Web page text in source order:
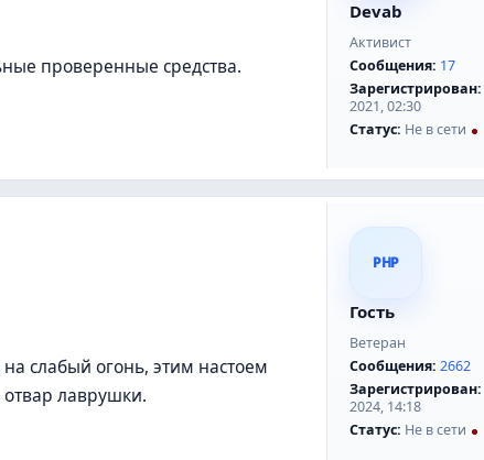
Devab
Активист
Сообщения: 17
Зарегистрирован:
2021, 02:30
Статус: Не в сети
проверенные средства.
PHP
Гость
Ветеран
Сообщения: 2662
Зарегистрирован:
2024, 14:18
Статус: Не в сети
слабый огонь, этим настоем
лаврушки.